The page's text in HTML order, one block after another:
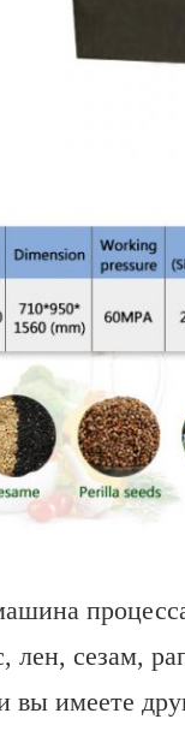
лен, сезам,
вы имеете